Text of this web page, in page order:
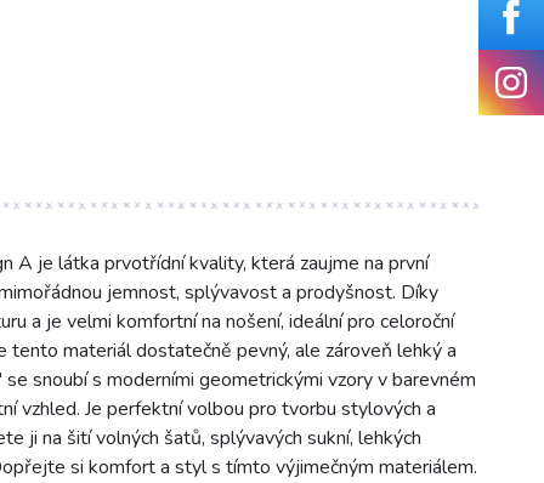
A je látka prvotřídní kvality, která zaujme na první
jemnost, splývavost a prodyšnost. Díky
a je velmi komfortní na nošení, ideální pro celoroční
tento materiál dostatečně pevný, ale zároveň lehký a
snoubí s moderními geometrickými vzory v barevném
vzhled. Je perfektní volbou pro tvorbu stylových a
ji na šití volných šatů, splývavých sukní, lehkých
si komfort a styl s tímto výjimečným materiálem.